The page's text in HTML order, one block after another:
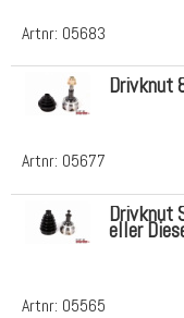
Artnr: 05683
Artnr: 05677
Drivknut
Artnr: 05565
Drivknut
eller